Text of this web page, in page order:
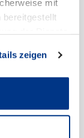
mit
bereitgestellt
zeigen